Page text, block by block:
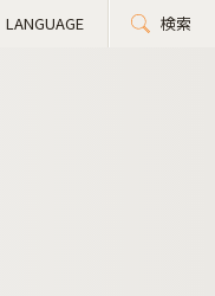
LANGUAGE 検索